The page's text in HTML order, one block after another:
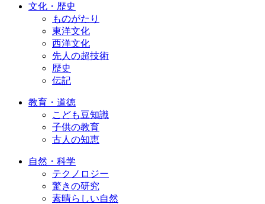
文化・歴史
ものがたり
東洋文化
西洋文化
先人の超技術
歴史
伝記
教育・道徳
こども豆知識
子供の教育
古人の知恵
自然・科学
テクノロジー
驚きの研究
素晴らしい自然